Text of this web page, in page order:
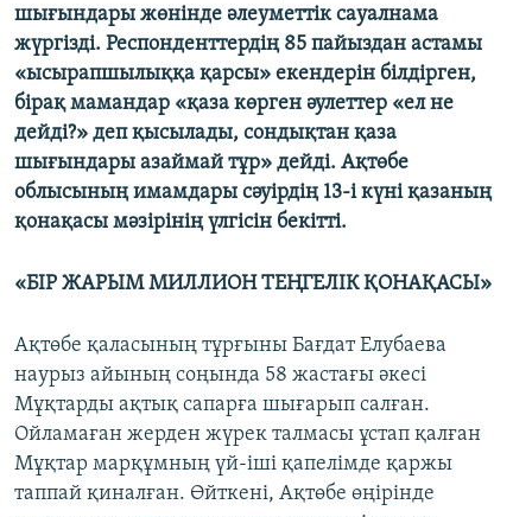
шығындары жөнінде әлеуметтік сауалнама
жүргізді. Респонденттердің 85 пайыздан астамы
«ысырапшылыққа қарсы» екендерін білдірген,
бірақ мамандар «қаза көрген әулеттер «ел не
дейді?» деп қысылады, сондықтан қаза
шығындары азаймай тұр» дейді. Ақтөбе
облысының имамдары сәуірдің 13-і күні қазаның
қонақасы мәзірінің үлгісін бекітті.
«БІР ЖАРЫМ МИЛЛИОН ТЕҢГЕЛІК ҚОНАҚАСЫ»
Ақтөбе қаласының тұрғыны Бағдат Елубаева
наурыз айының соңында 58 жастағы әкесі
Мұқтарды ақтық сапарға шығарып салған.
Ойламаған жерден жүрек талмасы ұстап қалған
Мұқтар марқұмның үй-іші қапелімде қаржы
таппай қиналған. Өйткені, Ақтөбе өңірінде